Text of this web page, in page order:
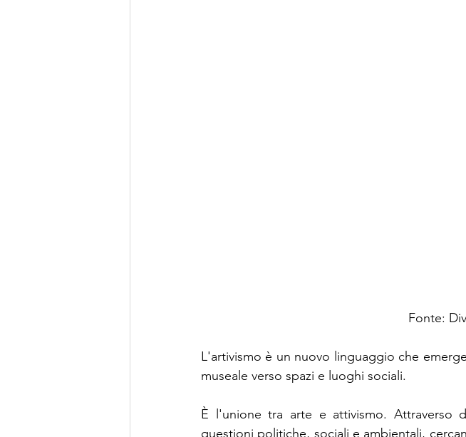
Fonte:
L'artivismo è un nuovo linguaggio che
museale verso spazi e luoghi sociali.
È l'unione tra arte e attivismo. Attraverso
questioni politiche, sociali e ambientali,